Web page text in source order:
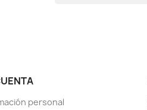
personal